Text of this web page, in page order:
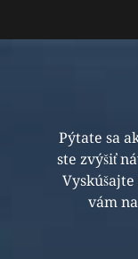
Pýtate sa
ste zvýšiť
vám